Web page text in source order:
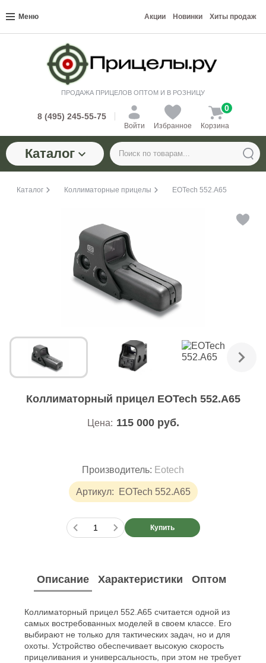
Меню Акции Новинки Хиты продаж
ПРОДАЖА ПРИЦЕЛОВ ОПТОМ И В РОЗНИЦУ
8 (495) 245-55-75
Войти Избранное Корзина
0
Каталог
Каталог Коллиматорные прицелы EOTech 552.A65
Коллиматорный прицел EOTech 552.A65
Производитель: Eotech
Артикул: EOTech 552.A65
Цена: 115 000 руб.
Купить
Описание Характеристики Оптом
Коллиматорный прицел 552.A65 считается одной из
самых востребованных моделей в своем классе. Его
выбирают не только для тактических задач, но и для
охоты. Устройство обеспечивает высокую скорость
прицеливания и универсальность, при этом не требует